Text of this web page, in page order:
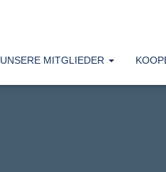
UNSERE MITGLIEDER